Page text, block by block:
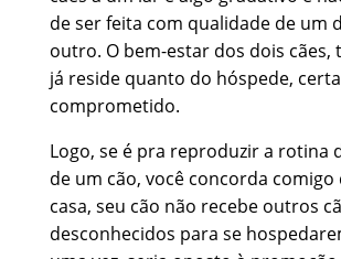
de ser feita com qualidade de um
outro. O bem-estar dos dois cães,
já reside quanto do hóspede,
comprometido.
Logo, se é pra reproduzir a rotina
de um cão, você concorda comigo
casa, seu cão não recebe outros
desconhecidos para se